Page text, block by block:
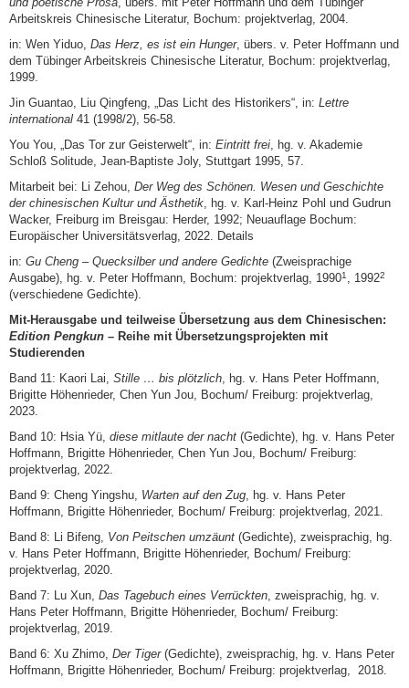
Arbeitskreis Chinesische Literatur, Bochum: projektverlag, 2004.
in: Wen Yiduo, Das Herz, es ist ein Hunger, übers. v. Peter Hoffmann und
dem Tübinger Arbeitskreis Chinesische Literatur, Bochum: projektverlag,
1999.
Jin Guantao, Liu Qingfeng, „Das Licht des Historikers“, in: Lettre
international 41 (1998/2), 56-58.
You You, „Das Tor zur Geisterwelt“, in: Eintritt frei, hg. v. Akademie
Schloß Solitude, Jean-Baptiste Joly, Stuttgart 1995, 57.
Mitarbeit bei: Li Zehou, Der Weg des Schönen. Wesen und Geschichte
der chinesischen Kul­tur und Ästhetik, hg. v. Karl-Heinz Pohl und Gudrun
Wacker, Freiburg im Breisgau: Herder, 1992; Neuauflage Bochum:
Europäischer Universitätsverlag, 2022. Details
in: Gu Cheng – Quecksilber und andere Gedichte (Zweisprachige
Ausgabe), hg. v. Peter Hoff­mann, Bochum: projektverlag, 19901 , 19922
(verschiedene Gedichte).
Mit-Herausgabe und teilweise Übersetzung aus dem Chinesischen:
Edition Pengkun – Reihe mit Übersetzungsprojekten mit
Studierenden
Band 11: Kaori Lai, Stille … bis plötzlich, hg. v. Hans Peter Hoffmann,
Brigitte Höhenrieder, Chen Yun Jou, Bochum/ Freiburg: projektverlag,
2023.
Band 10: Hsia Yü, diese mitlaute der nacht (Gedichte), hg. v. Hans Peter
Hoffmann, Brigitte Höhenrieder, Chen Yun Jou, Bochum/ Freiburg:
projektverlag, 2022.
Band 9: Cheng Yingshu, Warten auf den Zug, hg. v. Hans Peter
Hoffmann, Brigitte Höhenrieder, Bochum/ Freiburg: projektverlag, 2021.
Band 8: Li Bifeng, Von Peitschen umzäunt (Gedichte), zweisprachig, hg.
v. Hans Peter Hoffmann, Brigitte Höhenrieder, Bochum/ Freiburg:
projektverlag, 2020.
Band 7: Lu Xun, Das Tagebuch eines Verrückten, zweisprachig, hg. v.
Hans Peter Hoffmann, Brigitte Höhenrieder, Bochum/ Freiburg:
projektverlag, 2019.
Band 6: Xu Zhimo, Der Tiger (Gedichte), zweisprachig, hg. v. Hans Peter
Hoffmann, Brigitte Höhenrieder, Bochum/ Freiburg: projektverlag, 2018.